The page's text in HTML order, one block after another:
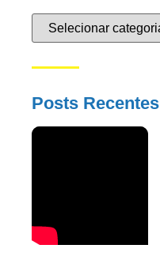
Posts Recentes